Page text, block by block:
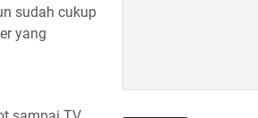
sudah cukup
yang